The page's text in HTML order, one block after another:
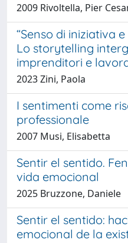
2009 Rivoltella, Pier
“Senso di iniziativa
Lo storytelling
imprenditori e
2023 Zini, Paola
I sentimenti come
professionale
2007 Musi, Elisabetta
Sentir el sentido.
vida emocional
2025 Bruzzone, Daniele
Sentir el sentido:
emocional de la